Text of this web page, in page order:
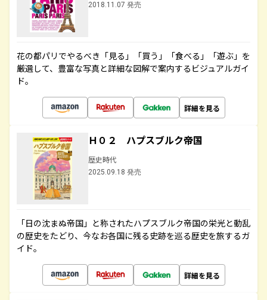
2018.11.07 発売
花の都パリでやるべき「見る」「買う」「食べる」「遊ぶ」を
厳選して、豊富な写真と詳細な図解で案内するビジュアルガイ
ド。
詳細を見る
Ｈ０２ ハプスブルク帝国
歴史時代
2025.09.18 発売
「日の沈まぬ帝国」と称されたハプスブルク帝国の栄光と動乱
の歴史をたどり、今なお各国に残る史跡を巡る歴史を旅するガ
イド。
詳細を見る